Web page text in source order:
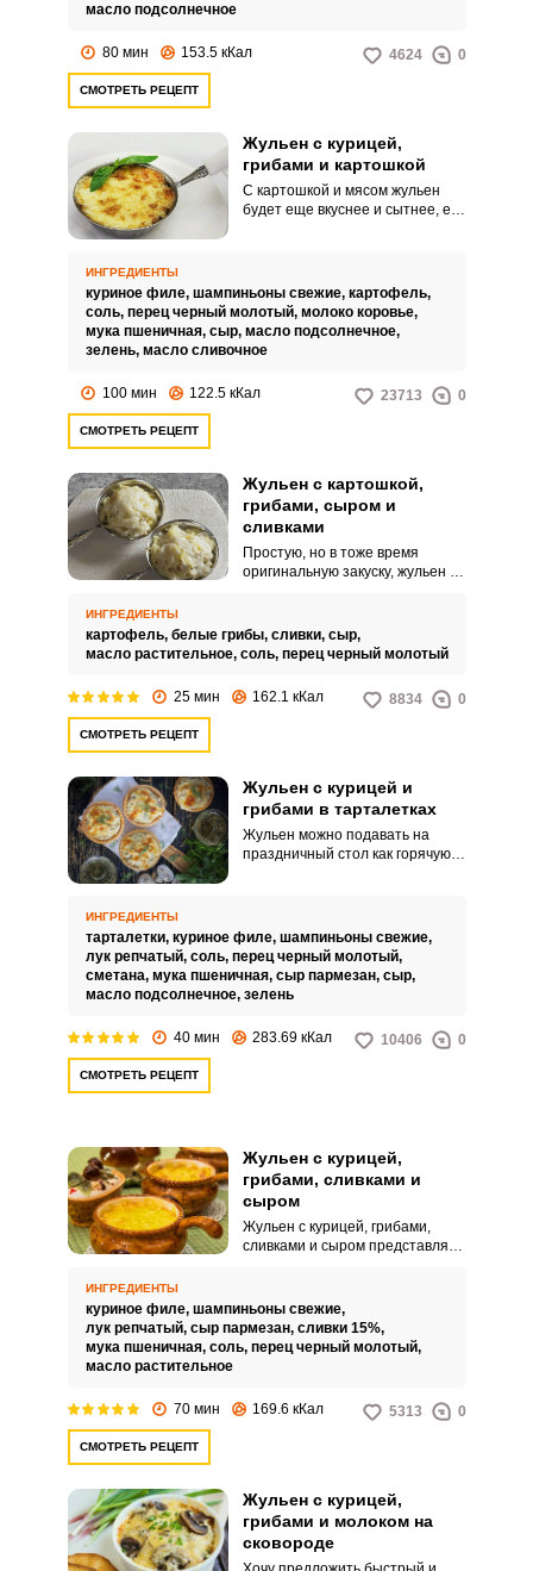
масло подсолнечное
80 мин 153.5 кКал 4624 0
СМОТРЕТЬ РЕЦЕПТ
Жульен с курицей,
грибами и картошкой
С картошкой и мясом жульен
будет еще вкуснее и сытнее, его
если у вас нет для этого
подходящей посуды, то
запеките его в общем блюде, а
затем разделите на порции.
ИНГРЕДИЕНТЫ
куриное филе, шампиньоны свежие, картофель,
соль, перец черный молотый, молоко коровье,
мука пшеничная, сыр, масло подсолнечное,
зелень, масло сливочное
100 мин 122.5 кКал 23713 0
СМОТРЕТЬ РЕЦЕПТ
Жульен с картошкой,
грибами, сыром и
сливками
Простую, но в тоже время
оригинальную закуску, жульен с
Специальная нарезка для
жульена делает из обычной
грибами ресторанное блюдо.
ИНГРЕДИЕНТЫ
картофель, белые грибы, сливки, сыр,
масло растительное, соль, перец черный молотый
25 мин 162.1 кКал 8834 0
СМОТРЕТЬ РЕЦЕПТ
Жульен с курицей и
грибами в тарталетках
Жульен можно подавать на
праздничный стол как горячую
Неизменными в этой закуске
остаются грибы и сливочный
соус.
ИНГРЕДИЕНТЫ
тарталетки, куриное филе, шампиньоны свежие,
лук репчатый, соль, перец черный молотый,
сметана, мука пшеничная, сыр пармезан, сыр,
масло подсолнечное, зелень
40 мин 283.69 кКал 10406 0
СМОТРЕТЬ РЕЦЕПТ
Жульен с курицей,
грибами, сливками и
сыром
Жульен с курицей, грибами,
сливками и сыром представляет
духовке. Такое блюдо подается в
кокотницах – формах, в которых
запекается жульен.
ИНГРЕДИЕНТЫ
куриное филе, шампиньоны свежие,
лук репчатый, сыр пармезан, сливки 15%,
мука пшеничная, соль, перец черный молотый,
масло растительное
70 мин 169.6 кКал 5313 0
СМОТРЕТЬ РЕЦЕПТ
Жульен с курицей,
грибами и молоком на
сковороде
ВХОД НА САЙТ РЕГИСТРАЦИЯ
с помощью социальных сетей:
или